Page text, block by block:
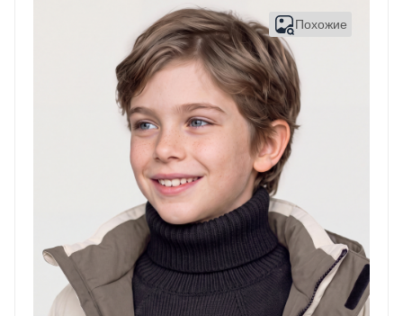
Похожие